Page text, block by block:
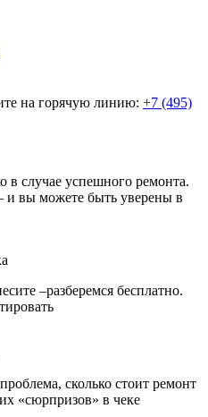
на горячую линию: +7 (495)
в случае успешного ремонта.
вы можете быть уверены в
–разберемся бесплатно.
сколько стоит ремонт
«сюрпризов» в чеке